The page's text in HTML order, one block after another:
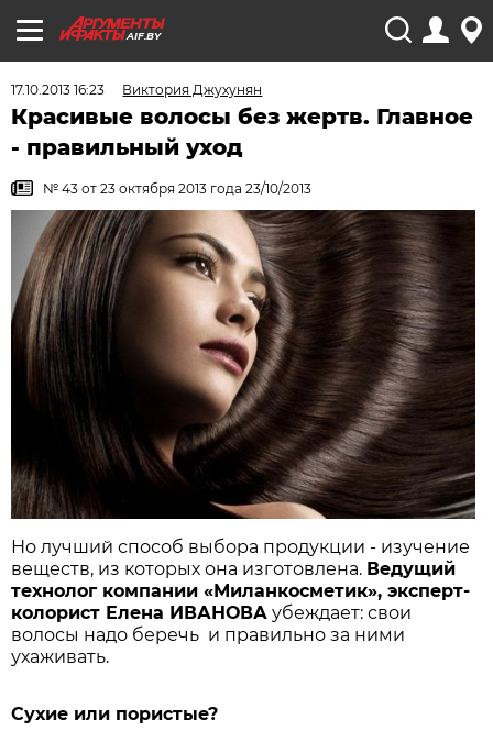
AIF.BY
17.10.2013 16:23 Виктория Джухунян
Красивые волосы без жертв. Главное
- правильный уход
№ 43 от 23 октября 2013 года 23/10/2013
Но лучший способ выбора продукции - изучение
веществ, из которых она изготовлена. Ведущий
технолог компании «Миланкосметик», эксперт-
колорист Елена ИВАНОВА убеждает: свои
волосы надо беречь и правильно за ними
ухаживать.
Сухие или пористые?